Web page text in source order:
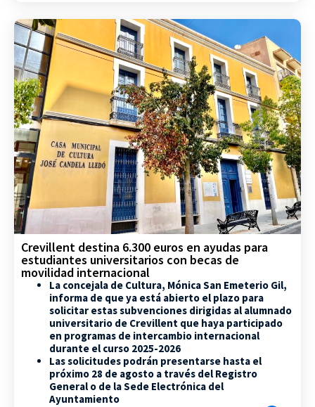
Crevillent destina 6.300 euros en ayudas para
estudiantes universitarios con becas de
movilidad internacional
La concejala de Cultura, Mónica San Emeterio Gil,
informa de que ya está abierto el plazo para
solicitar estas subvenciones dirigidas al alumnado
universitario de Crevillent que haya participado
en programas de intercambio internacional
durante el curso 2025-2026
Las solicitudes podrán presentarse hasta el
próximo 28 de agosto a través del Registro
General o de la Sede Electrónica del
Ayuntamiento